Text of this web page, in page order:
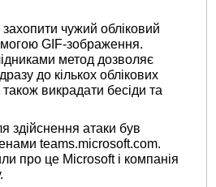
чужий обліковий
GIF-зображення.
метод дозволяє
до кількох облікових
викрадати бесіди та
здійснення атаки був
teams.microsoft.com.
про це Microsoft і компанія